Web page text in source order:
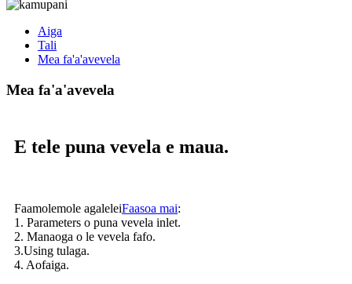
Aiga
Tali
Mea fa'a'avevela
Mea fa'a'avevela
E tele puna vevela e maua.
Faamolemole agaleleiFaasoa mai:
1. Parameters o puna vevela inlet.
2. Manaoga o le vevela fafo.
3.Using tulaga.
4. Aofaiga.